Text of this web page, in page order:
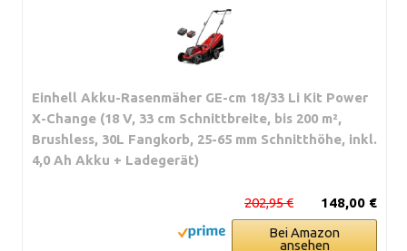
Einhell Akku-Rasenmäher GE-cm 18/33 Li Kit Power
X-Change (18 V, 33 cm Schnittbreite, bis 200 m²,
Brushless, 30L Fangkorb, 25-65 mm Schnitthöhe, inkl.
4,0 Ah Akku + Ladegerät)
148,00 €
202,95 €
Bei Amazon
ansehen